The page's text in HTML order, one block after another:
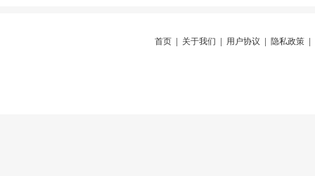
首页 关于我们 用户协议 隐私政策